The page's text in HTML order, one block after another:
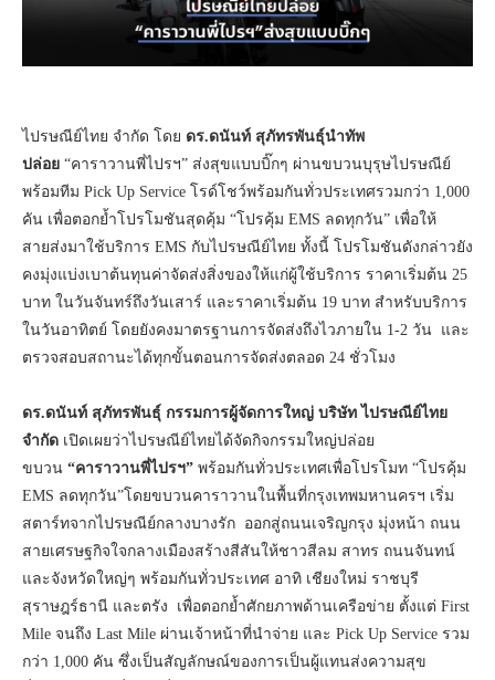
ไปรษณีย์ไทย จำกัด โดย ดร.ดนันท์ สุภัทรพันธุ์นำทัพ
ปล่อย “คาราวานพี่ไปรฯ” ส่งสุขแบบบิ๊กๆ ผ่านขบวนบุรุษไปรษณีย์
พร้อมทีม Pick Up Service โรด์โชว์พร้อมกันทั่วประเทศรวมกว่า 1,000
คัน เพื่อตอกย้ำโปรโมชันสุดคุ้ม “โปรคุ้ม EMS ลดทุกวัน” เพื่อให้
สายส่งมาใช้บริการ EMS กับไปรษณีย์ไทย ทั้งนี้ โปรโมชันดังกล่าวยัง
คงมุ่งแบ่งเบาต้นทุนค่าจัดส่งสิ่งของให้แก่ผู้ใช้บริการ ราคาเริ่มต้น 25
บาท ในวันจันทร์ถึงวันเสาร์ และราคาเริ่มต้น 19 บาท สำหรับบริการ
ในวันอาทิตย์ โดยยังคงมาตรฐานการจัดส่งถึงไวภายใน 1-2 วัน และ
ตรวจสอบสถานะได้ทุกขั้นตอนการจัดส่งตลอด 24 ชั่วโมง
ดร.ดนันท์ สุภัทรพันธุ์ กรรมการผู้จัดการใหญ่ บริษัท ไปรษณีย์ไทย
จำกัด เปิดเผยว่าไปรษณีย์ไทยได้จัดกิจกรรมใหญ่ปล่อย
ขบวน “คาราวานพี่ไปรฯ” พร้อมกันทั่วประเทศเพื่อโปรโมท “โปรคุ้ม
EMS ลดทุกวัน”โดยขบวนคาราวานในพื้นที่กรุงเทพมหานครฯ เริ่ม
สตาร์ทจากไปรษณีย์กลางบางรัก ออกสู่ถนนเจริญกรุง มุ่งหน้า ถนน
สายเศรษฐกิจใจกลางเมืองสร้างสีสันให้ชาวสีลม สาทร ถนนจันทน์
และจังหวัดใหญ่ๆ พร้อมกันทั่วประเทศ อาทิ เชียงใหม่ ราชบุรี
สุราษฎร์ธานี และตรัง เพื่อตอกย้ำศักยภาพด้านเครือข่าย ตั้งแต่ First
Mile จนถึง Last Mile ผ่านเจ้าหน้าที่นำจ่าย และ Pick Up Service รวม
กว่า 1,000 คัน ซึ่งเป็นสัญลักษณ์ของการเป็นผู้แทนส่งความสุข